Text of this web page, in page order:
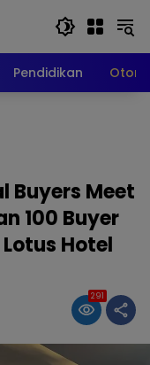
Pendidikan
Buyers Meet
100 Buyer
Hotel
291